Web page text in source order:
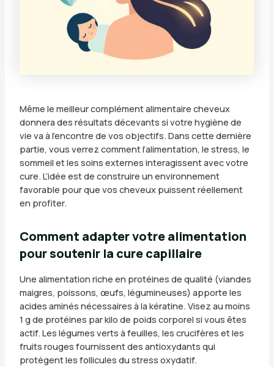
Même le meilleur complément alimentaire cheveux
donnera des résultats décevants si votre hygiène de
vie va à l’encontre de vos objectifs. Dans cette dernière
partie, vous verrez comment l’alimentation, le stress, le
sommeil et les soins externes interagissent avec votre
cure. L’idée est de construire un environnement
favorable pour que vos cheveux puissent réellement
en profiter.
Comment adapter votre alimentation
pour soutenir la cure capillaire
Une alimentation riche en protéines de qualité (viandes
maigres, poissons, œufs, légumineuses) apporte les
acides aminés nécessaires à la kératine. Visez au moins
1 g de protéines par kilo de poids corporel si vous êtes
actif. Les légumes verts à feuilles, les crucifères et les
fruits rouges fournissent des antioxydants qui
protègent les follicules du stress oxydatif.